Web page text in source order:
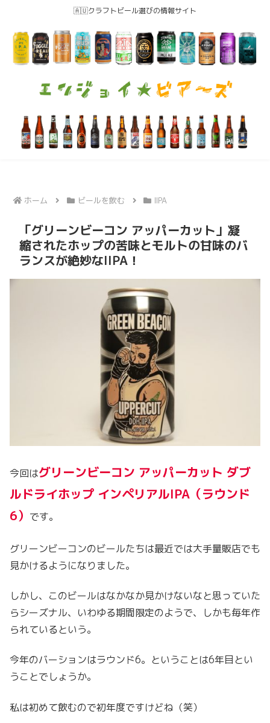
🇦🇺クラフトビール選びの情報サイト
ホーム ビールを飲む IIPA
「グリーンビーコン アッパーカット」凝
縮されたホップの苦味とモルトの甘味のバ
ランスが絶妙なIIPA！
今回はグリーンビーコン アッパーカット ダブ
ルドライホップ インペリアルIPA（ラウンド
6） です。
グリーンビーコンのビールたちは最近では大手量販店でも
見かけるようになりました。
しかし、このビールはなかなか見かけないなと思っていた
らシーズナル、いわゆる期間限定のようで、しかも毎年作
られているという。
今年のバーションはラウンド6。ということは6年目とい
うことでしょうか。
私は初めて飲むので初年度ですけどね（笑）